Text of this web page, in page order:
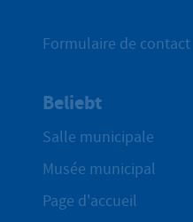
Formulaire de contact
Beliebt
Salle municipale
Musée municipal
Page d'accueil